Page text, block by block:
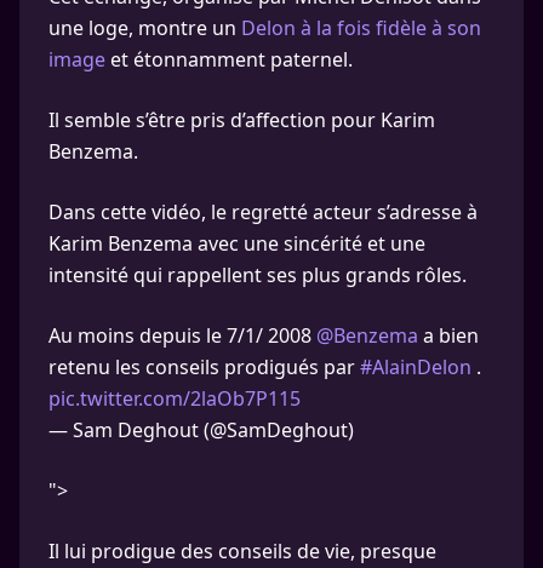
une loge, montre un Delon à la fois fidèle à son
image et étonnamment paternel.
Il semble s’être pris d’affection pour Karim
Benzema.
Dans cette vidéo, le regretté acteur s’adresse à
Karim Benzema avec une sincérité et une
intensité qui rappellent ses plus grands rôles.
Au moins depuis le 7/1/ 2008 @Benzema a bien
retenu les conseils prodigués par#AlainDelon .
pic.twitter.com/2laOb7P115
— Sam Deghout (@SamDeghout)
">
Il lui prodigue des conseils de vie, presque